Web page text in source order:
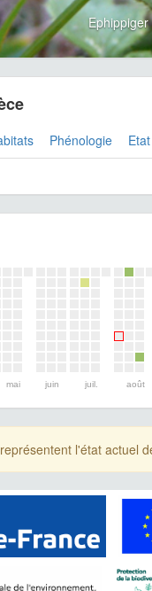
Phénologie
mai juin juil. août
l'état actuel